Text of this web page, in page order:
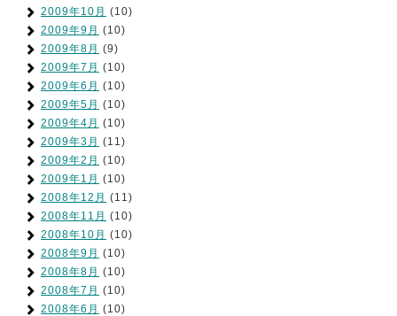
2009年10月 (10)
2009年9月 (10)
2009年8月 (9)
2009年7月 (10)
2009年6月 (10)
2009年5月 (10)
2009年4月 (10)
2009年3月 (11)
2009年2月 (10)
2009年1月 (10)
2008年12月 (11)
2008年11月 (10)
2008年10月 (10)
2008年9月 (10)
2008年8月 (10)
2008年7月 (10)
2008年6月 (10)